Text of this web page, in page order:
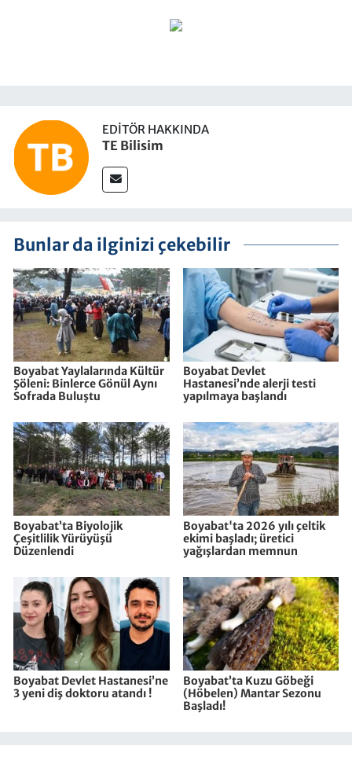
EDITÖR HAKKINDA
TE Bilisim
Bunlar da ilginizi çekebilir
Boyabat Yaylalarında Kültür
Şöleni: Binlerce Gönül Aynı
Sofrada Buluştu
Boyabat Devlet
Hastanesi’nde alerji testi
yapılmaya başlandı
Boyabat’ta Biyolojik
Çeşitlilik Yürüyüşü
Düzenlendi
Boyabat'ta 2026 yılı çeltik
ekimi başladı; üretici
yağışlardan memnun
Boyabat Devlet Hastanesi’ne
3 yeni diş doktoru atandı !
Boyabat’ta Kuzu Göbeği
(Höbelen) Mantar Sezonu
Başladı!